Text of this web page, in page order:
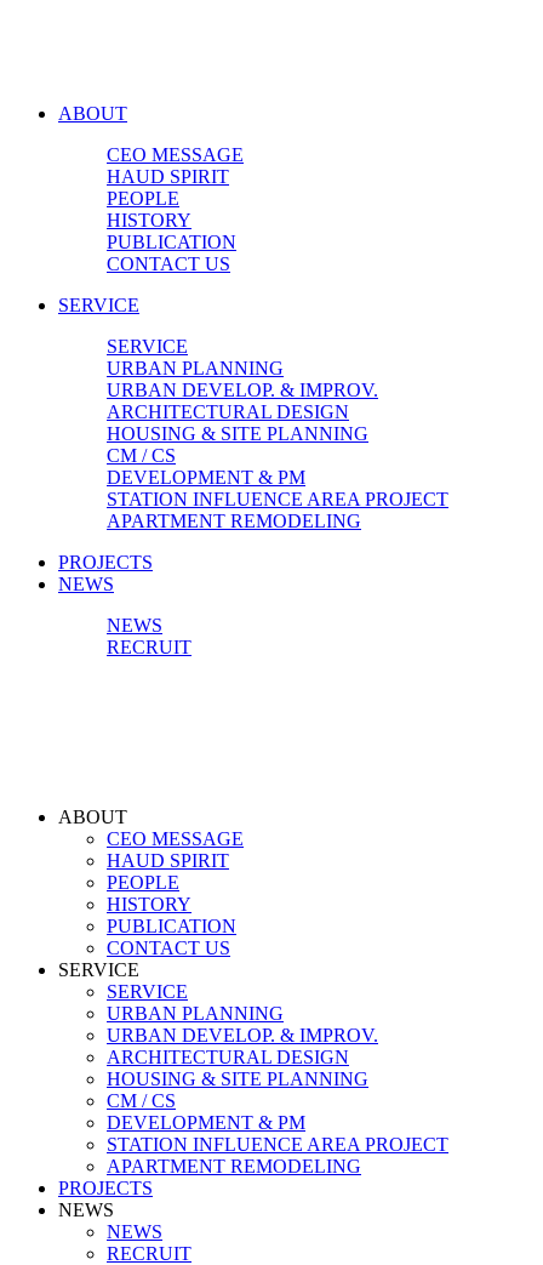
ABOUT
CEO MESSAGE
HAUD SPIRIT
PEOPLE
HISTORY
PUBLICATION
CONTACT US
SERVICE
SERVICE
URBAN PLANNING
URBAN DEVELOP. & IMPROV.
ARCHITECTURAL DESIGN
HOUSING & SITE PLANNING
CM / CS
DEVELOPMENT & PM
STATION INFLUENCE AREA PROJECT
APARTMENT REMODELING
PROJECTS
NEWS
NEWS
RECRUIT
ABOUT
CEO MESSAGE
HAUD SPIRIT
PEOPLE
HISTORY
PUBLICATION
CONTACT US
SERVICE
SERVICE
URBAN PLANNING
URBAN DEVELOP. & IMPROV.
ARCHITECTURAL DESIGN
HOUSING & SITE PLANNING
CM / CS
DEVELOPMENT & PM
STATION INFLUENCE AREA PROJECT
APARTMENT REMODELING
PROJECTS
NEWS
NEWS
RECRUIT